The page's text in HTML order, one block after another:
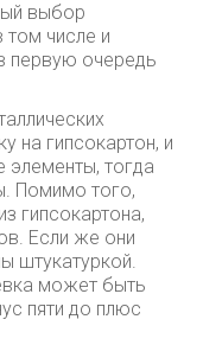
выбор
том числе и
первую очередь
на гипсокартон, и
элементы, тогда
Помимо того,
гипсокартона,
Если же они
штукатуркой.
может быть
пяти до плюс